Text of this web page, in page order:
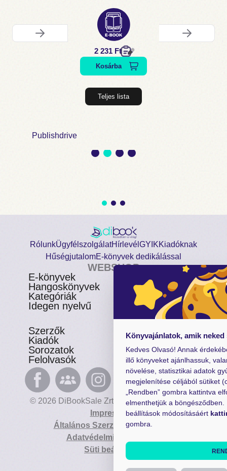
2 231 Ft
Kosárba
Teljes lista
Publishdrive
RólunkÜgyfélszolgálatHírlevél GYIKKiadóknak
HűségjutalomE-könyvek dedikálással
WEBSHOP
E-könyvek
Hangoskönyvek
Kategóriák
Idegen nyelvű
Csomagajánlatok
Akciósak
Előjegyezhetők
Újdonságok
Szerzők
Kiadók
Sorozatok
Felolvasók
Gyerekkönyvek
Heti toplista
Ajándékutalvány
Blog
© 2026 DiBookSale Zrt. Minden jog fenntartva.
Impresszum
Általános Szerződési Feltételek
Adatvédelmi Tájékoztató
Süti beállítások
Könyvajánlatok, amik neked
Kedves Olvasó! Annak
illő könyveket ajánlhassuk,
növelése, statisztikai adatok
megjelenítése céljából sütiket
„Rendben” gombra kattintva
elmenthetjük a
beállítások módosításáért
gombra.